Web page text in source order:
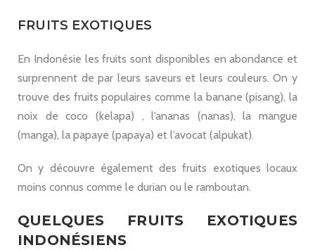
FRUITS EXOTIQUES
En Indonésie les fruits sont disponibles en abondance et
surprennent de par leurs saveurs et leurs couleurs. On y
trouve des fruits populaires comme la banane (pisang), la
noix de coco (kelapa) , l’ananas (nanas), la mangue
(manga), la papaye (papaya) et l’avocat (alpukat).
On y découvre également des fruits exotiques locaux
moins connus comme le durian ou le ramboutan.
QUELQUES FRUITS EXOTIQUES
INDONÉSIENS